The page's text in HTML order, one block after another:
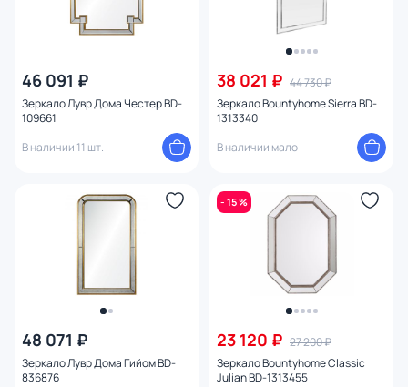
46 091 ₽
Зеркало Лувр Дома Честер BD-
109661
В наличии 11 шт.
38 021 ₽ 44 730 ₽
Зеркало Bountyhome Sierra BD-
1313340
В наличии мало
48 071 ₽
Зеркало Лувр Дома Гийом BD-
836876
- 15 %
23 120 ₽ 27 200 ₽
Зеркало Bountyhome Classic
Julian BD-1313455